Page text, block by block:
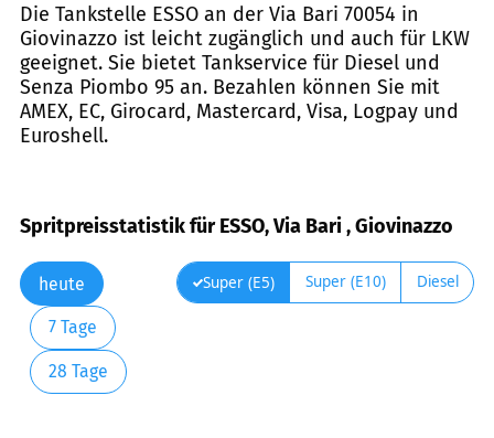
Die Tankstelle ESSO an der Via Bari 70054 in
Giovinazzo ist leicht zugänglich und auch für LKW
geeignet. Sie bietet Tankservice für Diesel und
Senza Piombo 95 an. Bezahlen können Sie mit
AMEX, EC, Girocard, Mastercard, Visa, Logpay und
Euroshell.
Spritpreisstatistik für ESSO, Via Bari , Giovinazzo
heute
7 Tage
28 Tage
Super (E5) Super (E10) Diesel